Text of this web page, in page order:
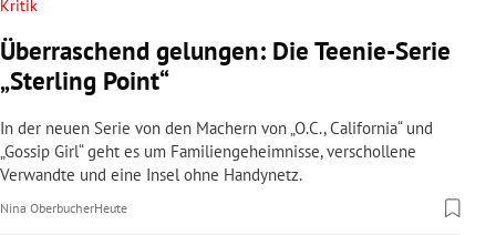
Untermenü
Untermenü
Untermenü
Kritik
Überraschend gelungen: Die Teenie-Serie
„Sterling Point“
In der neuen Serie von den Machern von „O.C., California“ und
„Gossip Girl“ geht es um Familiengeheimnisse, verschollene
Verwandte und eine Insel ohne Handynetz.
Nina OberbucherHeute